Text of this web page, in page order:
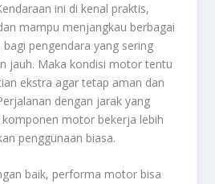
ini di kenal praktis,
mampu menjangkau berbagai
pengendara yang sering
jauh. Maka kondisi motor tentu
ekstra agar tetap aman dan
dengan jarak yang
motor bekerja lebih
penggunaan biasa.
baik, performa motor bisa